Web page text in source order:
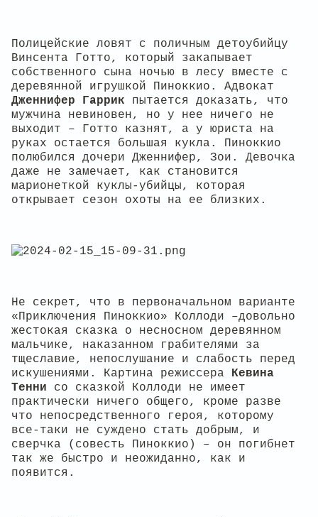
Полицейские ловят с поличным детоубийцу
Винсента Готто, который закапывает
собственного сына ночью в лесу вместе с
деревянной игрушкой Пиноккио. Адвокат
Дженнифер Гаррик пытается доказать, что
мужчина невиновен, но у нее ничего не
выходит – Готто казнят, а у юриста на
руках остается большая кукла. Пиноккио
полюбился дочери Дженнифер, Зои. Девочка
даже не замечает, как становится
марионеткой куклы-убийцы, которая
открывает сезон охоты на ее близких.
Не секрет, что в первоначальном варианте
«Приключения Пиноккио» Коллоди –довольно
жестокая сказка о несносном деревянном
мальчике, наказанном грабителями за
тщеславие, непослушание и слабость перед
искушениями. Картина режиссера Кевина
Тенни со сказкой Коллоди не имеет
практически ничего общего, кроме разве
что непосредственного героя, которому
все-таки не суждено стать добрым, и
сверчка (совесть Пиноккио) – он погибнет
так же быстро и неожиданно, как и
появится.